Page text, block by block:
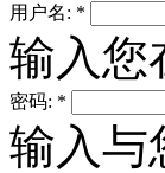
用户名: *
输入您
密码: *
输入与